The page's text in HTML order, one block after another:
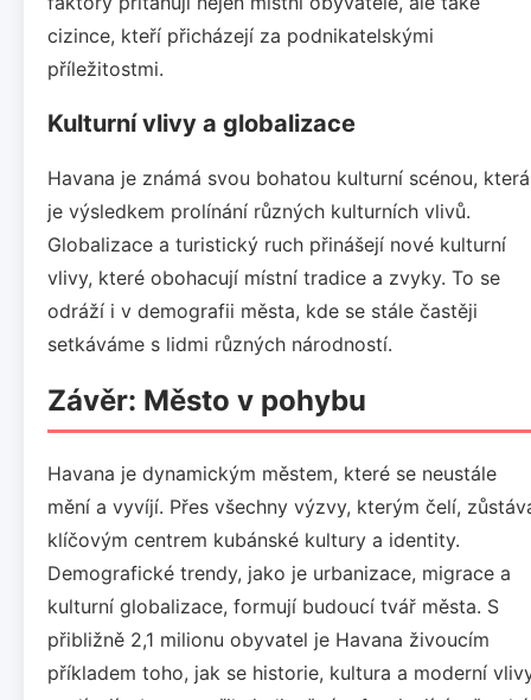
cizince, kteří přicházejí za podnikatelskými
příležitostmi.
Kulturní vlivy a globalizace
Havana je známá svou bohatou kulturní scénou, která
je výsledkem prolínání různých kulturních vlivů.
Globalizace a turistický ruch přinášejí nové kulturní
vlivy, které obohacují místní tradice a zvyky. To se
odráží i v demografii města, kde se stále častěji
setkáváme s lidmi různých národností.
Závěr: Město v pohybu
Havana je dynamickým městem, které se neustále
mění a vyvíjí. Přes všechny výzvy, kterým čelí,
klíčovým centrem kubánské kultury a identity.
Demografické trendy, jako je urbanizace, migrace a
kulturní globalizace, formují budoucí tvář města. S
přibližně 2,1 milionu obyvatel je Havana živoucím
příkladem toho, jak se historie, kultura a moderní